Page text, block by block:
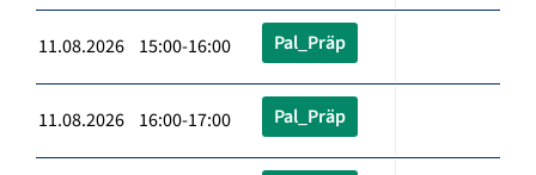
11.08.2026 15:00-16:00 Pal_Präp
11.08.2026 16:00-17:00 Pal_Präp